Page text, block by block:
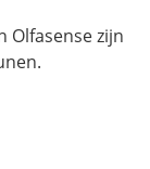
Olfasense zijn